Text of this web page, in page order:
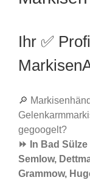
Ihr ✅
🔎
gegoogelt?
⏩ In Bad
Semlow,
Grammow,